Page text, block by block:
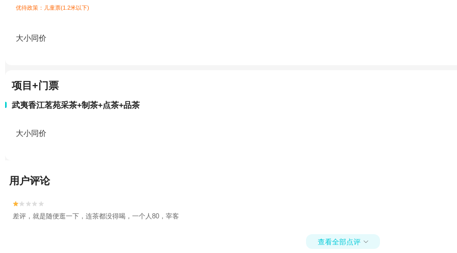
优待政策：儿童票(1.2米以下)
大小同价
项目+门票
武夷香江茗苑采茶+制茶+点茶+品茶
大小同价
用户评论


差评，就是随便逛一下，连茶都没得喝，一个人80，宰客
查看全部点评 